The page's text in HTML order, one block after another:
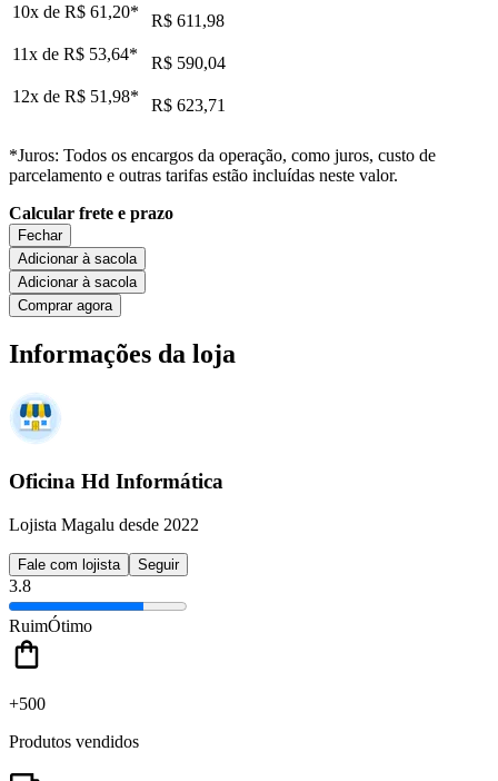
10x de R$ 61,20*
R$ 611,98
11x de R$ 53,64*
R$ 590,04
12x de R$ 51,98* R$ 623,71
*Juros: Todos os encargos da operação, como juros, custo de
parcelamento e outras tarifas estão incluídas neste valor.
Calcular frete e prazo
Fechar
Adicionar à sacola
Adicionar à sacola
Comprar agora
Informações da loja
Oficina Hd Informática
Lojista Magalu desde 2022
Fale com lojista Seguir
3.8
RuimÓtimo
+500
Produtos vendidos